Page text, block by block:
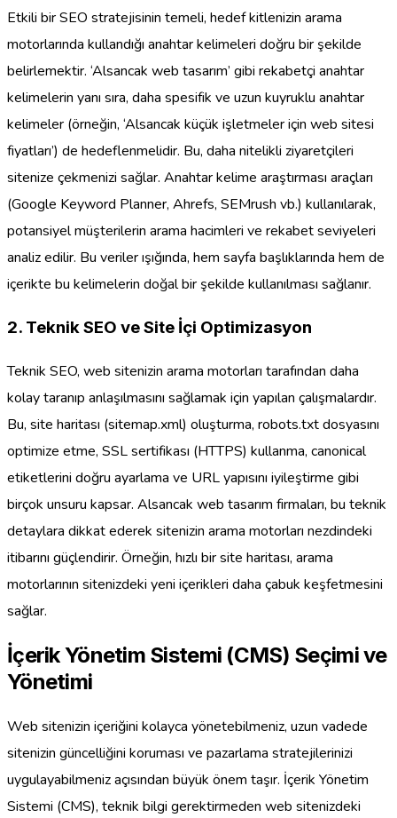
Etkili bir SEO stratejisinin temeli, hedef kitlenizin arama
motorlarında kullandığı anahtar kelimeleri doğru bir şekilde
belirlemektir. ‘Alsancak web tasarım’ gibi rekabetçi anahtar
kelimelerin yanı sıra, daha spesifik ve uzun kuyruklu anahtar
kelimeler (örneğin, ‘Alsancak küçük işletmeler için web sitesi
fiyatları’) de hedeflenmelidir. Bu, daha nitelikli ziyaretçileri
sitenize çekmenizi sağlar. Anahtar kelime araştırması araçları
(Google Keyword Planner, Ahrefs, SEMrush vb.) kullanılarak,
potansiyel müşterilerin arama hacimleri ve rekabet seviyeleri
analiz edilir. Bu veriler ışığında, hem sayfa başlıklarında hem de
içerikte bu kelimelerin doğal bir şekilde kullanılması sağlanır.
2. Teknik SEO ve Site İçi Optimizasyon
Teknik SEO, web sitenizin arama motorları tarafından daha
kolay taranıp anlaşılmasını sağlamak için yapılan çalışmalardır.
Bu, site haritası (sitemap.xml) oluşturma, robots.txt dosyasını
optimize etme, SSL sertifikası (HTTPS) kullanma, canonical
etiketlerini doğru ayarlama ve URL yapısını iyileştirme gibi
birçok unsuru kapsar. Alsancak web tasarım firmaları, bu teknik
detaylara dikkat ederek sitenizin arama motorları nezdindeki
itibarını güçlendirir. Örneğin, hızlı bir site haritası, arama
motorlarının sitenizdeki yeni içerikleri daha çabuk keşfetmesini
sağlar.
İçerik Yönetim Sistemi (CMS) Seçimi ve
Yönetimi
Web sitenizin içeriğini kolayca yönetebilmeniz, uzun vadede
sitenizin güncelliğini koruması ve pazarlama stratejilerinizi
uygulayabilmeniz açısından büyük önem taşır. İçerik Yönetim
Sistemi (CMS), teknik bilgi gerektirmeden web sitenizdeki